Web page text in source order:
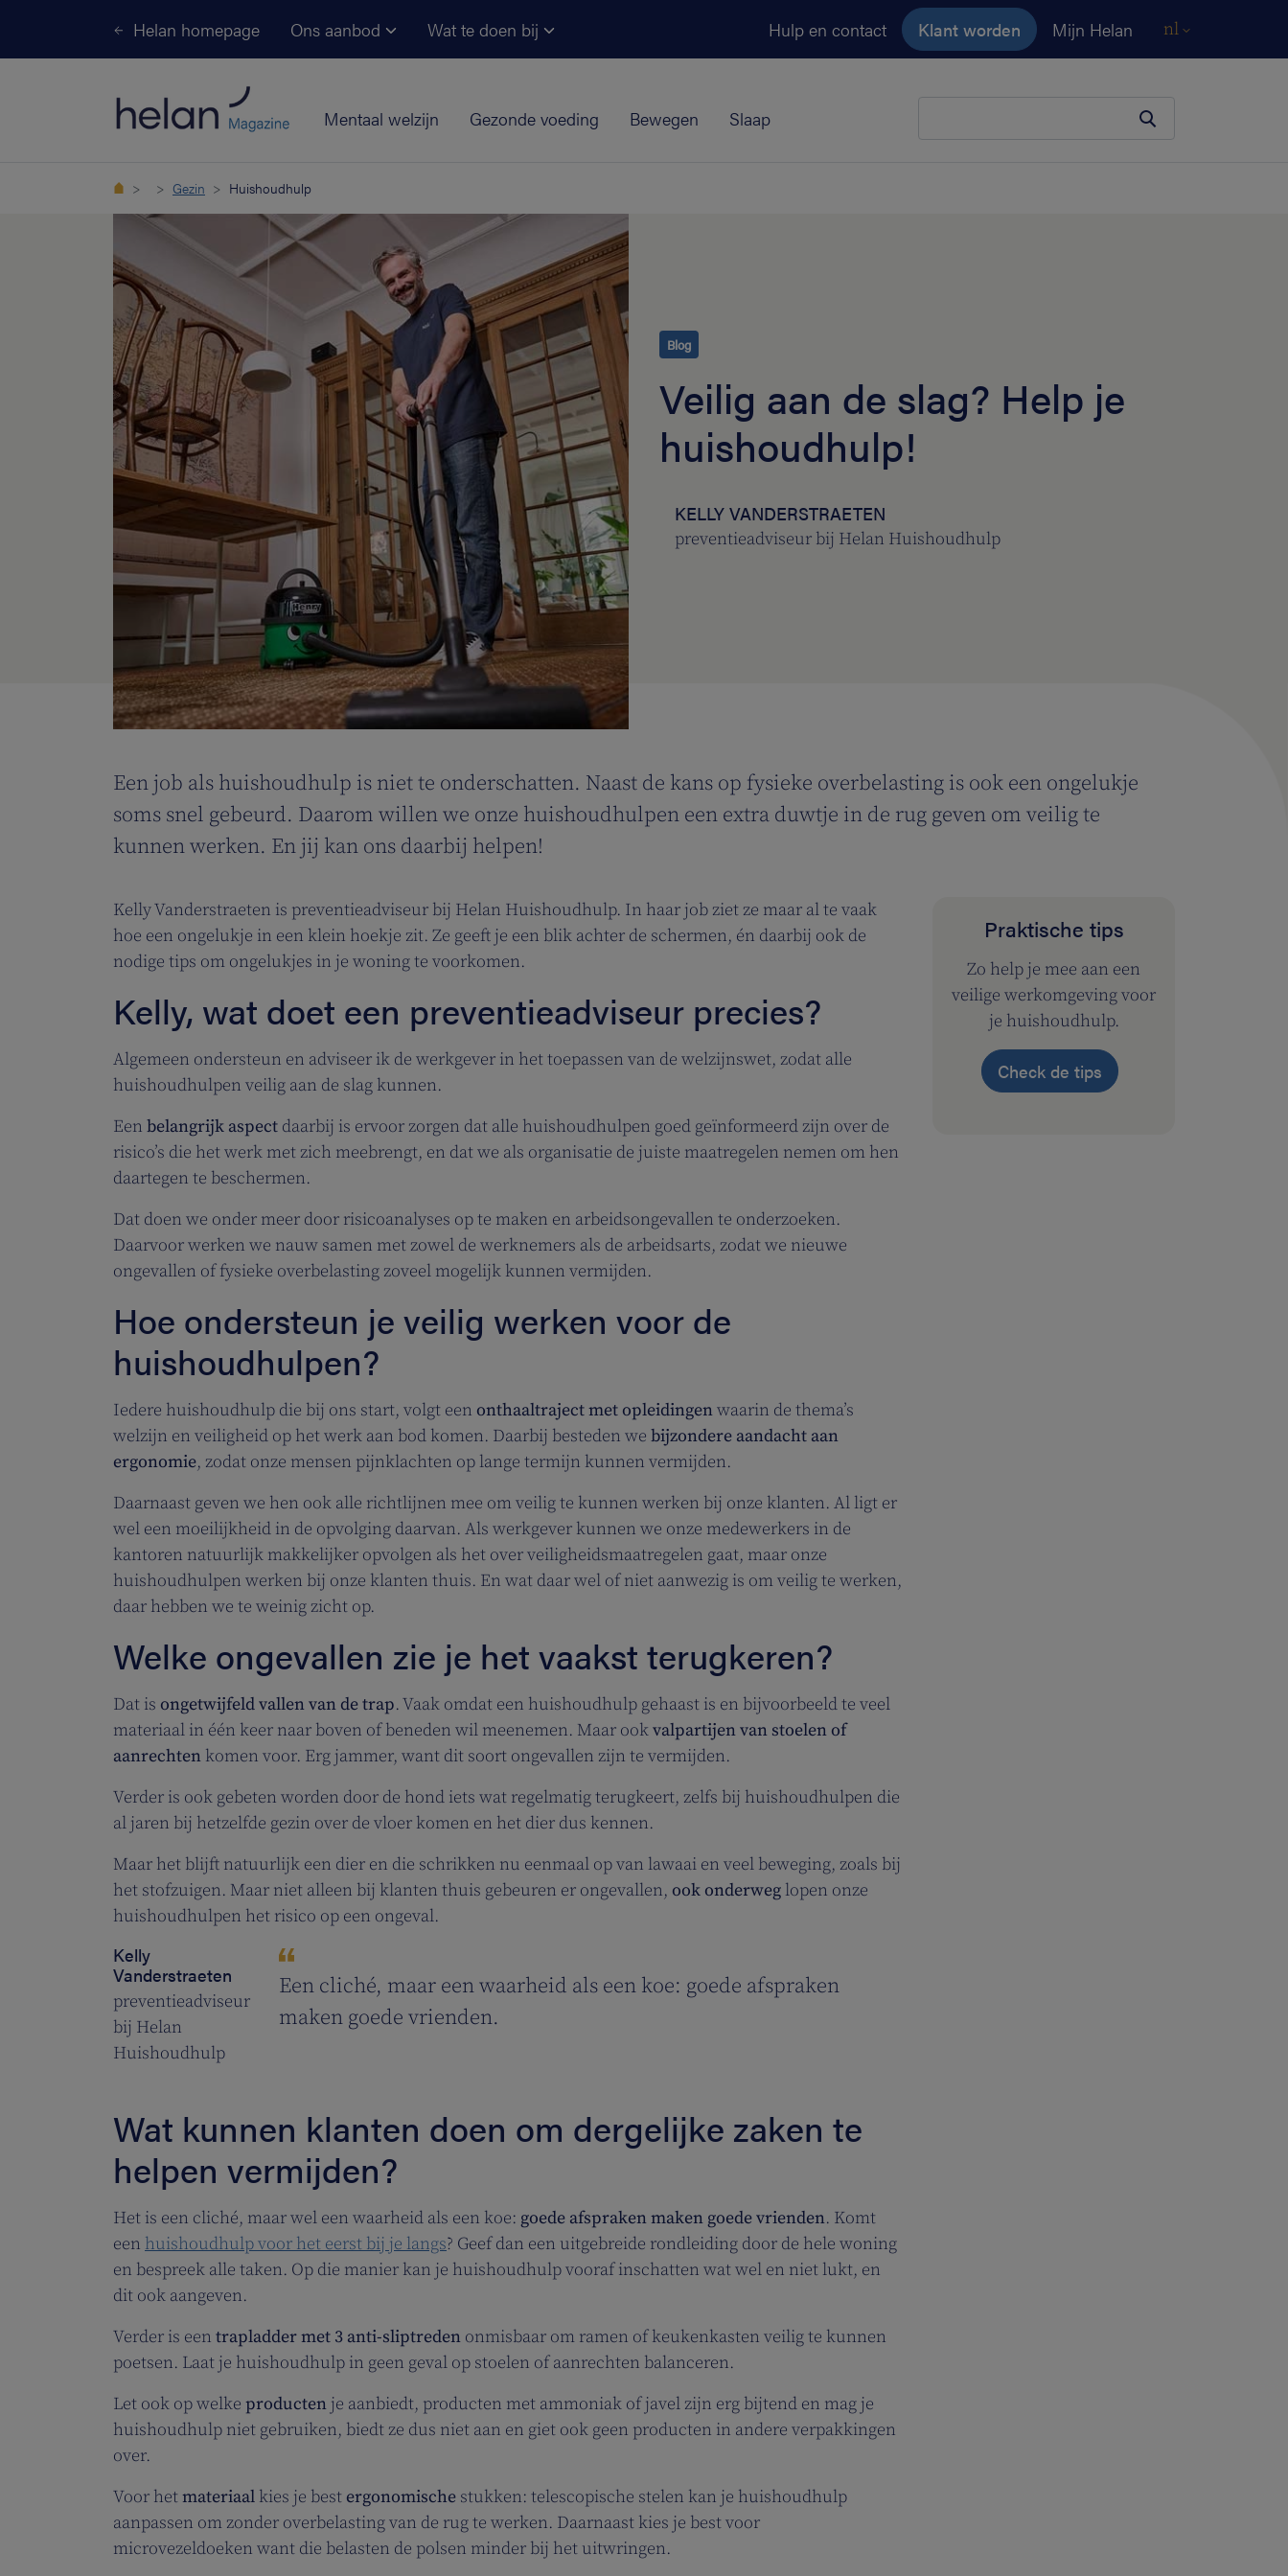
Helan homepage Ons aanbod Wat te doen bij Hulp en contact Klant worden Mijn Helan nl
Mentaal welzijn Gezonde voeding Bewegen Slaap
Gezin Huishoudhulp
Blog
Veilig aan de slag? Help je
huishoudhulp!
KELLY VANDERSTRAETEN
preventieadviseur bij Helan Huishoudhulp
Een job als huishoudhulp is niet te onderschatten. Naast de kans op fysieke overbelasting is ook een ongelukje
soms snel gebeurd. Daarom willen we onze huishoudhulpen een extra duwtje in de rug geven om veilig te
kunnen werken. En jij kan ons daarbij helpen!
Kelly Vanderstraeten is preventieadviseur bij Helan Huishoudhulp. In haar job ziet ze maar al te vaak
hoe een ongelukje in een klein hoekje zit. Ze geeft je een blik achter de schermen, én daarbij ook de
nodige tips om ongelukjes in je woning te voorkomen.
Kelly, wat doet een preventieadviseur precies?
Algemeen ondersteun en adviseer ik de werkgever in het toepassen van de welzijnswet, zodat alle
huishoudhulpen veilig aan de slag kunnen.
Een belangrijk aspect daarbij is ervoor zorgen dat alle huishoudhulpen goed geïnformeerd zijn over de
risico’s die het werk met zich meebrengt, en dat we als organisatie de juiste maatregelen nemen om hen
daartegen te beschermen.
Dat doen we onder meer door risicoanalyses op te maken en arbeidsongevallen te onderzoeken.
Daarvoor werken we nauw samen met zowel de werknemers als de arbeidsarts, zodat we nieuwe
ongevallen of fysieke overbelasting zoveel mogelijk kunnen vermijden.
Hoe ondersteun je veilig werken voor de
huishoudhulpen?
Iedere huishoudhulp die bij ons start, volgt een onthaaltraject met opleidingenwaarin de thema’s
welzijn en veiligheid op het werk aan bod komen. Daarbij besteden we bijzondere aandacht aan
ergonomie, zodat onze mensen pijnklachten op lange termijn kunnen vermijden.
Daarnaast geven we hen ook alle richtlijnen mee om veilig te kunnen werken bij onze klanten. Al ligt er
wel een moeilijkheid in de opvolging daarvan. Als werkgever kunnen we onze medewerkers in de
kantoren natuurlijk makkelijker opvolgen als het over veiligheidsmaatregelen gaat, maar onze
huishoudhulpen werken bij onze klanten thuis. En wat daar wel of niet aanwezig is om veilig te werken,
daar hebben we te weinig zicht op.
Welke ongevallen zie je het vaakst terugkeren?
Dat is ongetwijfeld vallen van de trap. Vaak omdat een huishoudhulp gehaast is en bijvoorbeeld te veel
materiaal in één keer naar boven of beneden wil meenemen. Maar ookvalpartijen van stoelen of
aanrechten komen voor. Erg jammer, want dit soort ongevallen zijn te vermijden.
Verder is ook gebeten worden door de hond iets wat regelmatig terugkeert, zelfs bij huishoudhulpen die
al jaren bij hetzelfde gezin over de vloer komen en het dier dus kennen.
Maar het blijft natuurlijk een dier en die schrikken nu eenmaal op van lawaai en veel beweging, zoals bij
het stofzuigen. Maar niet alleen bij klanten thuis gebeuren er ongevallen, ook onderweglopen onze
huishoudhulpen het risico op een ongeval.
Kelly
Vanderstraeten
preventieadviseur
bij Helan
Huishoudhulp
Een cliché, maar een waarheid als een koe: goede afspraken
maken goede vrienden.
Wat kunnen klanten doen om dergelijke zaken te
helpen vermijden?
Het is een cliché, maar wel een waarheid als een koe: goede afspraken maken goede vrienden. Komt
een huishoudhulp voor het eerst bij je langs? Geef dan een uitgebreide rondleiding door de hele woning
en bespreek alle taken. Op die manier kan je huishoudhulp vooraf inschatten wat wel en niet lukt, en
dit ook aangeven.
Verder is een trapladder met 3 anti-sliptreden onmisbaar om ramen of keukenkasten veilig te kunnen
poetsen. Laat je huishoudhulp in geen geval op stoelen of aanrechten balanceren.
Let ook op welke producten je aanbiedt, producten met ammoniak of javel zijn erg bijtend en mag je
huishoudhulp niet gebruiken, biedt ze dus niet aan en giet ook geen producten in andere verpakkingen
over.
Voor hetmateriaal kies je best ergonomische stukken: telescopische stelen kan je huishoudhulp
aanpassen om zonder overbelasting van de rug te werken. Daarnaast kies je best voor
microvezeldoeken want die belasten de polsen minder bij het uitwringen.
Praktische tips
Zo help je mee aan een
veilige werkomgeving voor
je huishoudhulp.
Check de tips